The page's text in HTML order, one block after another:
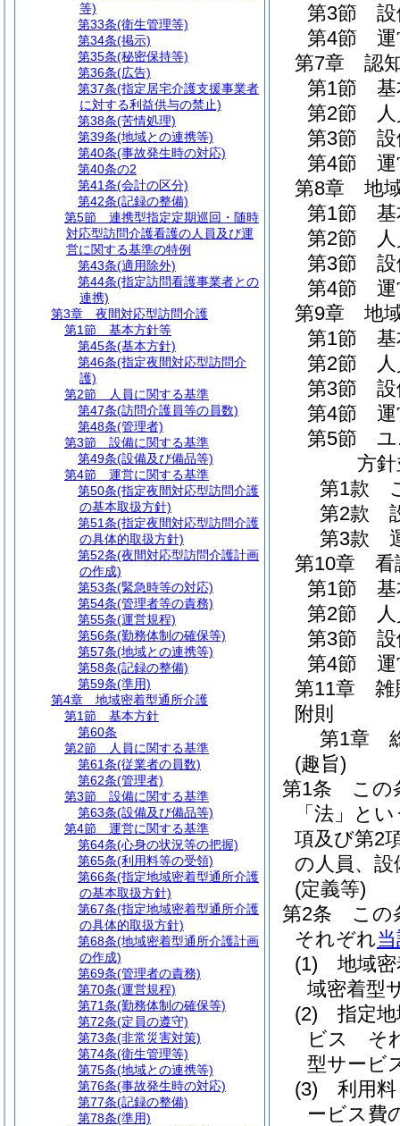
第3節
第4節
第7章
認
第1節
第2節
第3節
第4節
第8章
地
第1節
第2節
第3節
第4節
第9章
地
第1節
第2節
第3節
第4節
第5節
方
第1款
第2款
第3款
第10章
看
第1節
第2節
第3節
第4節
第11章
雑
附則
第1章
(趣旨)
第1条
この
「法」と
項及び第2
の人員、
(定義等)
第2条
この
それぞれ
(1)
地域
域密着型
(2)
指定
ビス そ
型サービ
(3)
利用
ービス費
等)
第33条(衛生管理等)
第34条(掲示)
第35条(秘密保持等)
第36条(広告)
第37条(指定居宅介護支援事業者
に対する利益供与の禁止)
第38条(苦情処理)
第39条(地域との連携等)
第40条(事故発生時の対応)
第40条の2
第41条(会計の区分)
第42条(記録の整備)
第5節
連携型指定定期巡回・随時
対応型訪問介護看護の人員及び運
営に関する基準の特例
第43条(適用除外)
第44条(指定訪問看護事業者との
連携)
第3章
夜間対応型訪問介護
第1節
基本方針等
第45条(基本方針)
第46条(指定夜間対応型訪問介
護)
第2節
人員に関する基準
第47条(訪問介護員等の員数)
第48条(管理者)
第3節
設備に関する基準
第49条(設備及び備品等)
第4節
運営に関する基準
第50条(指定夜間対応型訪問介護
の基本取扱方針)
第51条(指定夜間対応型訪問介護
の具体的取扱方針)
第52条(夜間対応型訪問介護計画
の作成)
第53条(緊急時等の対応)
第54条(管理者等の責務)
第55条(運営規程)
第56条(勤務体制の確保等)
第57条(地域との連携等)
第58条(記録の整備)
第59条(準用)
第4章
地域密着型通所介護
第1節
基本方針
第60条
第2節
人員に関する基準
第61条(従業者の員数)
第62条(管理者)
第3節
設備に関する基準
第63条(設備及び備品等)
第4節
運営に関する基準
第64条(心身の状況等の把握)
第65条(利用料等の受領)
第66条(指定地域密着型通所介護
の基本取扱方針)
第67条(指定地域密着型通所介護
の具体的取扱方針)
第68条(地域密着型通所介護計画
の作成)
第69条(管理者の責務)
第70条(運営規程)
第71条(勤務体制の確保等)
第72条(定員の遵守)
第73条(非常災害対策)
第74条(衛生管理等)
第75条(地域との連携等)
第76条(事故発生時の対応)
第77条(記録の整備)
第78条(準用)